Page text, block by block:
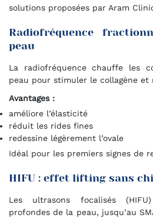
solutions proposées par Aram
Radiofréquence
peau
La radiofréquence chauffe les
peau pour stimuler le collagène et
Avantages :
améliore l’élasticité
réduit les rides fines
redessine légèrement l’ovale
Idéal pour les premiers signes de
HIFU : effet lifting sans
Les ultrasons focalisés
profondes de la peau, jusqu’au